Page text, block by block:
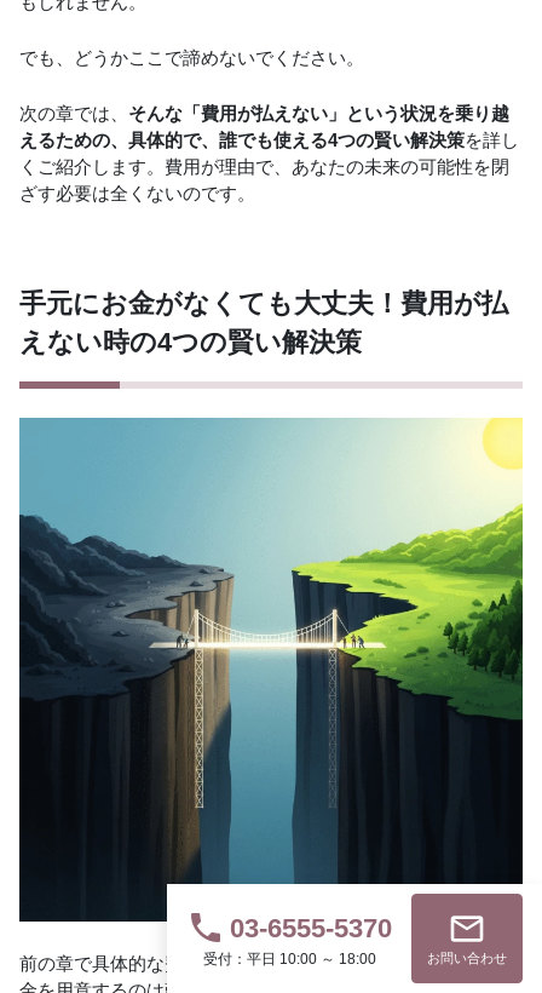
でも、どうかここで諦めないでください。
次の章では、 そんな「費用が払えない」という状況を乗り越
えるための、具体的で、誰でも使える4つの賢い解決策を詳し
くご紹介します。費用が理由で、あなたの未来の可能性を閉
ざす必要は全くないのです。
手元にお金がなくても大丈夫！費用が払
えない時の4つの賢い解決策
前の章で具体的な費用相場を見て、「やはり、まとまったお
phone 03-6555-5370
受付：平日 10:00 ～ 18:00
mail_outline
お問い合わせ